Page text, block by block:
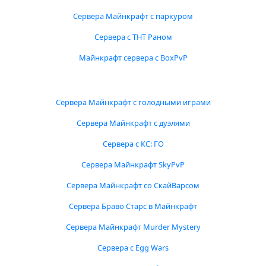
Сервера Майнкрафт с паркуром
Сервера с ТНТ Раном
Майнкрафт сервера с BoxPvP
Сервера Майнкрафт с голодными играми
Сервера Майнкрафт с дуэлями
Сервера с КС: ГО
Сервера Майнкрафт SkyPvP
Сервера Майнкрафт со СкайВарсом
Сервера Браво Старс в Майнкрафт
Сервера Майнкрафт Murder Mystery
Сервера с Egg Wars